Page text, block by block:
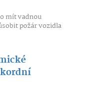
mít vadnou
požár vozidla